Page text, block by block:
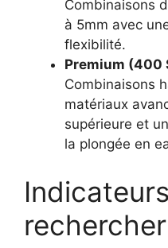
Combinaisons
à 5mm avec
flexibilité.
Premium (400
Combinaisons
matériaux
supérieure et
la plongée en
rechercher